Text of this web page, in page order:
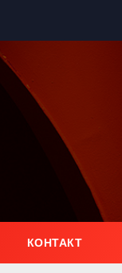
КОНТАКТ